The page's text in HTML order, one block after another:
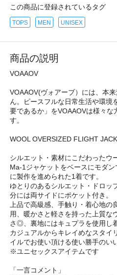
この商品に登録されているタグ
TOPS MEN UNISEX
商品の説明
VOAAOV
VOAAOV(ヴォアーブ）には、本
ん。ピースフルな日常生活や環境
要であるか」をVOAAOVは様々な
す。
WOOL OVERSIZED FLIGHT
シルエット・素材にこだわったウ
Ma-1ジャケットをベースにモダ
に製作を進められた1着です。
ゆとりのあるシルエット・ドロッ
分には両サイドにポケット付き。
上品で高級感、手触り・着心地
用、暖かさと軽さを持った上質な
さ◎、裏地にはキュプラを使用し
カジュアルからキレイめなスタイ
イルでお使い頂ける使い勝手のい
※ユニセックスアイテムです
「一言コメント」